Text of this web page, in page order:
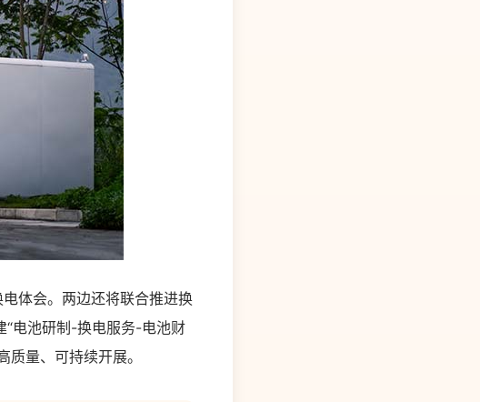
体会。两边还将联合推进换
“电池研制-换电服务-电池财
量、可持续开展。